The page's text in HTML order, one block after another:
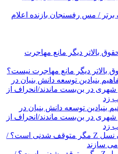
/ مس رفسنجان بازنده اعلام
بالاتر دیگر مانع مهاجرت نیست؟
بنیادین توسعه دانش بنیان در
در بن‌بست ماندند/انحراف از